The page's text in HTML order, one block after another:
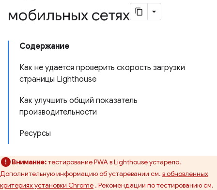
мобильных сетях
Содержание
Как не удается проверить скорость загрузки
страницы Lighthouse
Как улучшить общий показатель
производительности
Ресурсы
Внимание:тестирование PWA в Lighthouse устарело.
Дополнительную информацию об устаревании см. в обновленных
критериях установки Chrome . Рекомендации по тестированию см.